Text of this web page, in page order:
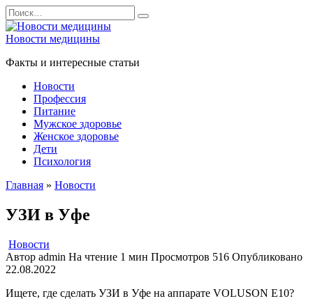
Перейти
к
содержанию
Search
for:
Новости медицины
Факты и интересные статьи
Новости
Профессия
Питание
Мужское здоровье
Женское здоровье
Дети
Психология
Главная » Новости
УЗИ в Уфе
Новости
Автор admin На чтение 1 мин Просмотров 516 Опубликовано
22.08.2022
Ищете, где сделать УЗИ в Уфе на аппарате VOLUSON E10?